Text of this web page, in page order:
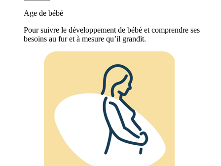
Age de bébé
Pour suivre le développement de bébé et comprendre ses
besoins au fur et à mesure qu’il grandit.